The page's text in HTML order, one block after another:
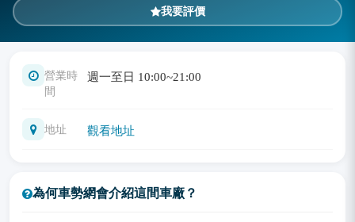
我要評價
營業時
間
週一至日 10:00~21:00
地址 觀看地址
為何車勢網會介紹這間車廠？